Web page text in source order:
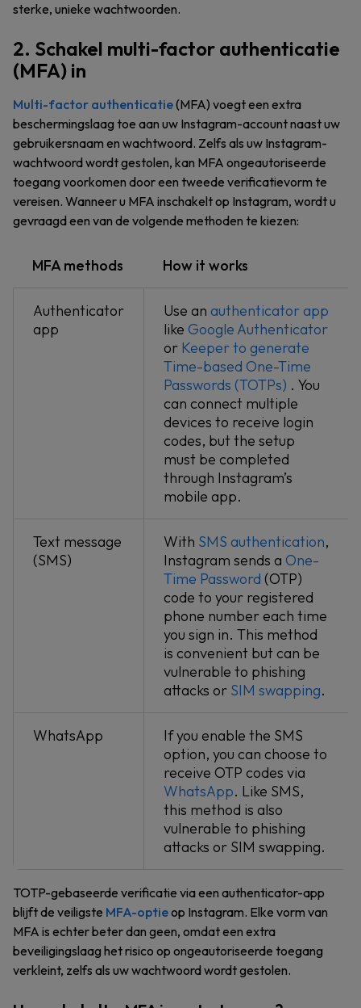
sterke, unieke wachtwoorden.
2. Schakel multi-factor authenticatie
(MFA) in
Multi-factor authenticatie(MFA) voegt een extra
beschermingslaag toe aan uw Instagram-account naast uw
gebruikersnaam en wachtwoord. Zelfs als uw Instagram-
wachtwoord wordt gestolen, kan MFA ongeautoriseerde
toegang voorkomen door een tweede verificatievorm te
vereisen. Wanneer u MFA inschakelt op Instagram, wordt u
gevraagd een van de volgende methoden te kiezen:
MFA methods How it works
Authenticator
app
Use an authenticator app
like Google Authenticator
or Keeper to generate
Time-based One-Time
Passwords (TOTPs) . You
can connect multiple
devices to receive login
codes, but the setup
must be completed
through Instagram’s
mobile app.
Text message
(SMS)
With SMS authentication,
Instagram sends a One-
Time Password (OTP)
code to your registered
phone number each time
you sign in. This method
is convenient but can be
vulnerable to phishing
attacks or SIM swapping.
WhatsApp
If you enable the SMS
option, you can choose to
receive OTP codes via
WhatsApp. Like SMS,
this method is also
vulnerable to phishing
attacks or SIM swapping.
TOTP-gebaseerde verificatie via een authenticator-app
blijft de veiligste MFA-optieop Instagram. Elke vorm van
MFA is echter beter dan geen, omdat een extra
beveiligingslaag het risico op ongeautoriseerde toegang
verkleint, zelfs als uw wachtwoord wordt gestolen.